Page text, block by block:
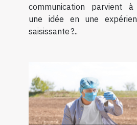
communication parvient à
une idée en une
saisissante ?...